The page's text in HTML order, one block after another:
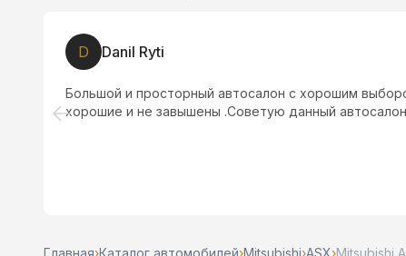
D Danil Ryti
Большой и просторный автосалон с хорошим
хорошие и не завышены .Советую данный
Главная›Каталог автомобилей›Mitsubishi›ASX›Mitsubishi